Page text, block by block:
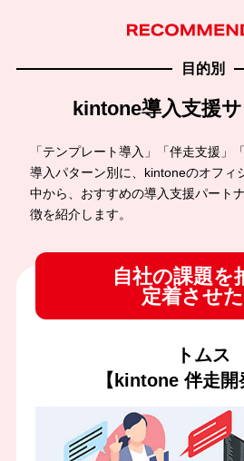
目的別
kintone導入支援
「テンプレート導入」「伴走支援」
導入パターン別に、kintoneのオフィ
中から、おすすめの導入支援パート
徴を紹介します。
自社の課題を
定着させ
トムス
【kintone 伴走開